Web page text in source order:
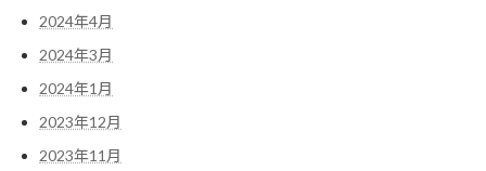
2024年4月
2024年3月
2024年1月
2023年12月
2023年11月